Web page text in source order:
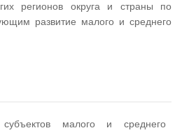
регионов округа и страны по
развитие малого и среднего
малого и среднего